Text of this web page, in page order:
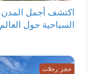
اكتشف أجمل المدن
السياحية حول العالم
حجز رحلات